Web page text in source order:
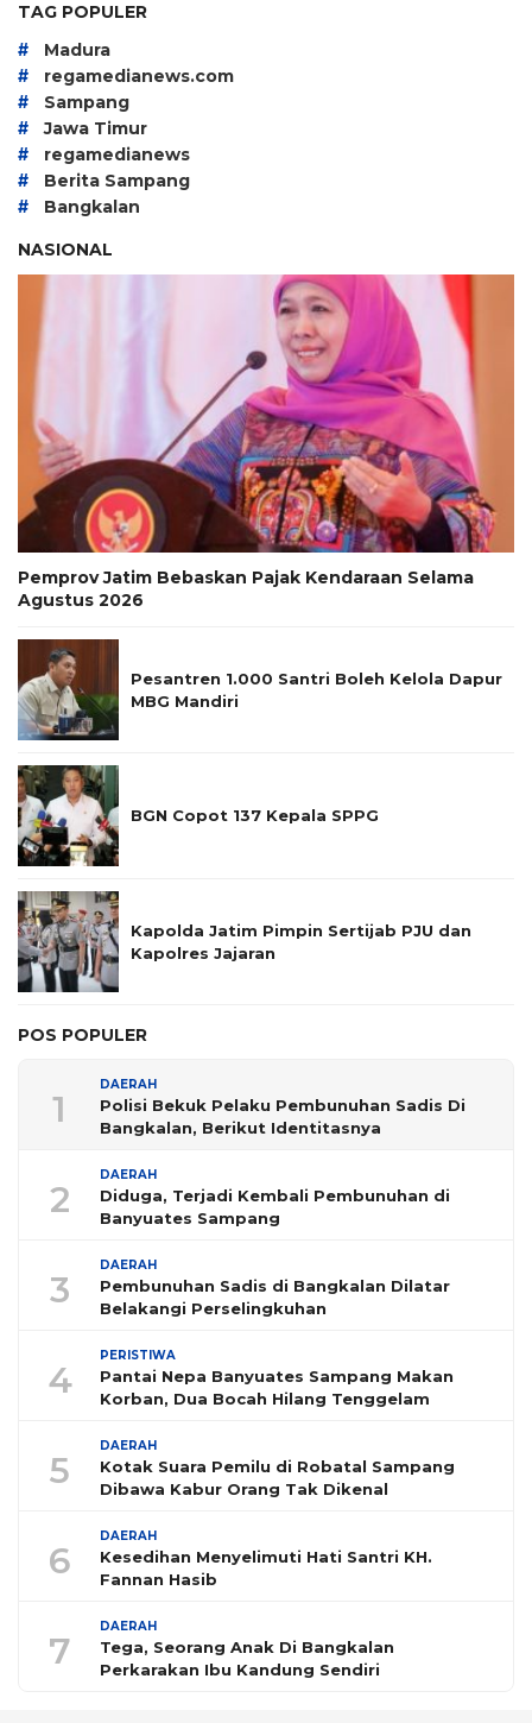
TAG POPULER
# Madura
# regamedianews.com
# Sampang
# Jawa Timur
# regamedianews
# Berita Sampang
#
Bangkalan
NASIONAL
Pemprov Jatim Bebaskan Pajak Kendaraan Selama
Agustus 2026
Pesantren 1.000 Santri Boleh Kelola Dapur
MBG Mandiri
BGN Copot 137 Kepala SPPG
Kapolda Jatim Pimpin Sertijab PJU dan
Kapolres Jajaran
POS POPULER
1
DAERAH
Polisi Bekuk Pelaku Pembunuhan Sadis Di
Bangkalan, Berikut Identitasnya
2
DAERAH
Diduga, Terjadi Kembali Pembunuhan di
Banyuates Sampang
3
DAERAH
Pembunuhan Sadis di Bangkalan Dilatar
Belakangi Perselingkuhan
4
PERISTIWA
Pantai Nepa Banyuates Sampang Makan
Korban, Dua Bocah Hilang Tenggelam
5
DAERAH
Kotak Suara Pemilu di Robatal Sampang
Dibawa Kabur Orang Tak Dikenal
6
DAERAH
Kesedihan Menyelimuti Hati Santri KH.
Fannan Hasib
7
DAERAH
Tega, Seorang Anak Di Bangkalan
Perkarakan Ibu Kandung Sendiri